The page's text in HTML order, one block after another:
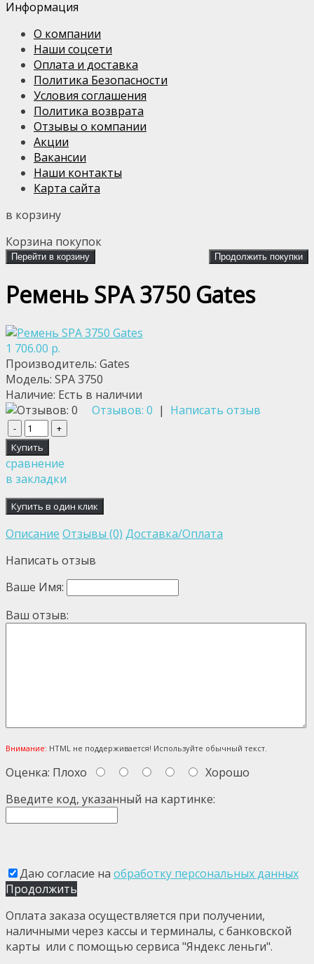
Информация
О компании
Наши соцсети
Оплата и доставка
Политика Безопасности
Условия соглашения
Политика возврата
Отзывы о компании
Акции
Вакансии
Наши контакты
Карта сайта
в корзину
Корзина покупок
Перейти в корзину Продолжить покупки
Ремень SPA 3750 Gates
1 706.00 р.
Производитель: Gates
Модель: SPA 3750
Наличие: Есть в наличии
Отзывов: 0 | Написать отзыв
сравнение
в закладки
Описание Отзывы (0) Доставка/Оплата
Написать отзыв
Ваше Имя:
Ваш отзыв:
Внимание: HTML не поддерживается! Используйте обычный текст.
Оценка: Плохо
Хорошо
Введите код, указанный на картинке:
Даю согласие на обработку персональных данных
Продолжить
Оплата заказа осуществляется при получении,
наличными через кассы и терминалы, с банковской
карты или с помощью сервиса "Яндекс леньги".